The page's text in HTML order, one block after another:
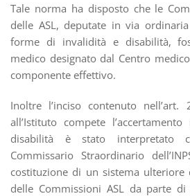
Tale norma ha disposto che le
delle ASL, deputate in via ordinaria
forme di invalidità e disabilità,
medico designato dal Centro
componente effettivo.
Inoltre l’inciso contenuto
all’Istituto compete
disabilità è stato interpretato
Commissario Straordinario
costituzione di un sistema
delle Commissioni ASL da parte